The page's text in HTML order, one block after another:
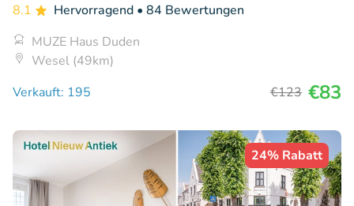
8.1 Hervorragend • 84 Bewertungen
MUZE Haus Duden
Wesel (49km)
Verkauft: 195
€123 €83
24% Rabatt